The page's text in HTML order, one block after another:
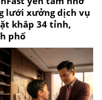
lưới xưởng dịch vụ
khắp 34 tỉnh,
phố